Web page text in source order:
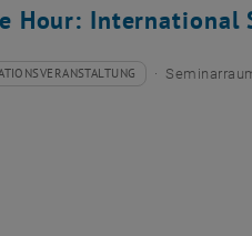
Hour: International